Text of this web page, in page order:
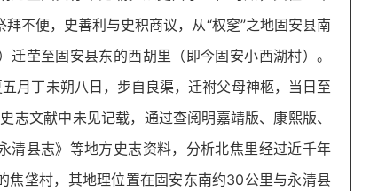
不便，史善利与史积商议，从“权窆”之地固安县南
茔至固安县东的西胡里（即今固安小西湖村）。
月丁未朔八日，步自良渠，迁祔父母神柩，当日至
志文献中未见记载，通过查阅明嘉靖版、康熙版、
清县志》等地方史志资料，分析北焦里经过近千年
焦垡村，其地理位置在固安东南约30公里与永清县